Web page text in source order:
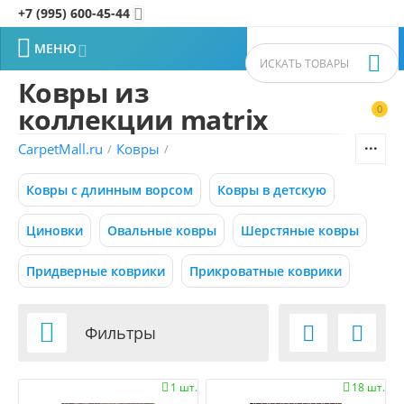
+7 (995) 600-45-44 
0


 МЕНЮ
Фильтры товаров
Р – Р
1793Р 28912
0.50x0.88
Ковры из
коллекции matrix
CarpetMall.ru / Ковры /
Ковры с длинным ворсом Ковры в детскую
Циновки Овальные ковры Шерстяные ковры
Придверные коврики Прикроватные коврики
 Фильтры  
1 шт.
 18 шт.
